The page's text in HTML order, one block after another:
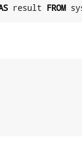
result FROM